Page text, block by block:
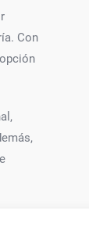
Con
de